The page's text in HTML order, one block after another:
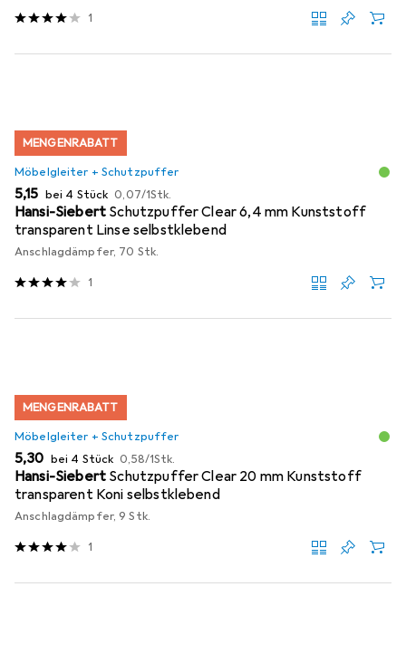
1
MENGENRABATT
Möbelgleiter + Schutzpuffer
EUR
5,15 bei 4 Stück EUR
0,07/1Stk.
Hansi-Siebert Schutzpuffer Clear 6,4 mm Kunststoff
transparent Linse selbstklebend
Anschlagdämpfer, 70 Stk.
1
MENGENRABATT
Möbelgleiter + Schutzpuffer
EUR
5,30 bei 4 Stück EUR
0,58/1Stk.
Hansi-Siebert Schutzpuffer Clear 20 mm Kunststoff
transparent Koni selbstklebend
Anschlagdämpfer, 9 Stk.
1